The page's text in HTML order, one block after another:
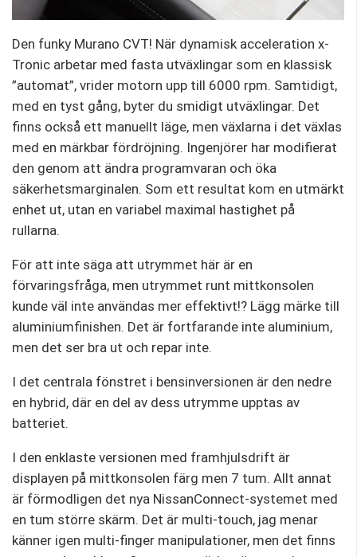
Den funky Murano CVT! När dynamisk acceleration x-
Tronic arbetar med fasta utväxlingar som en klassisk
”automat”, vrider motorn upp till 6000 rpm. Samtidigt,
med en tyst gång, byter du smidigt utväxlingar. Det
finns också ett manuellt läge, men växlarna i det växlas
med en märkbar fördröjning. Ingenjörer har modifierat
den genom att ändra programvaran och öka
säkerhetsmarginalen. Som ett resultat kom en utmärkt
enhet ut, utan en variabel maximal hastighet på
rullarna.
För att inte säga att utrymmet här är en
förvaringsfråga, men utrymmet runt mittkonsolen
kunde väl inte användas mer effektivt!? Lägg märke till
aluminiumfinishen. Det är fortfarande inte aluminium,
men det ser bra ut och repar inte.
I det centrala fönstret i bensinversionen är den nedre
en hybrid, där en del av dess utrymme upptas av
batteriet.
I den enklaste versionen med framhjulsdrift är
displayen på mittkonsolen färg men 7 tum. Allt annat
är förmodligen det nya NissanConnect-systemet med
en tum större skärm. Det är multi-touch, jag menar
känner igen multi-finger manipulationer, men det finns